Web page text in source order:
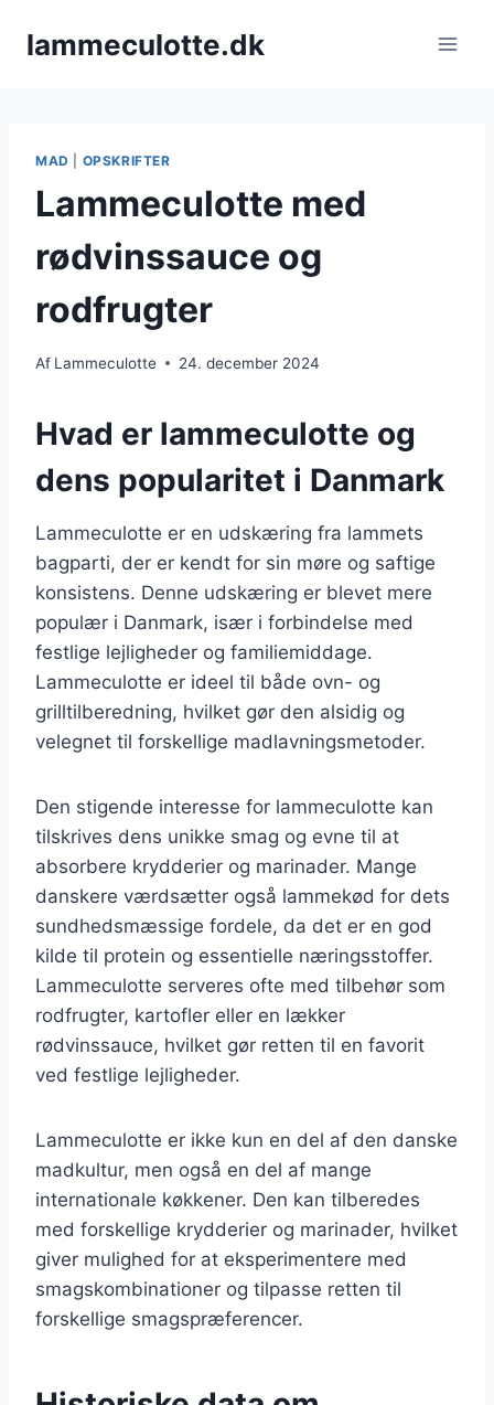
lammeculotte.dk
MAD OPSKRIFTER
Lammeculotte med
rødvinssauce og
rodfrugter
Af Lammeculotte 24. december 2024
Hvad er lammeculotte og
dens popularitet i Danmark
Lammeculotte er en udskæring fra lammets
bagparti, der er kendt for sin møre og saftige
konsistens. Denne udskæring er blevet mere
populær i Danmark, især i forbindelse med
festlige lejligheder og familiemiddage.
Lammeculotte er ideel til både ovn- og
grilltilberedning, hvilket gør den alsidig og
velegnet til forskellige madlavningsmetoder.
Den stigende interesse for lammeculotte kan
tilskrives dens unikke smag og evne til at
absorbere krydderier og marinader. Mange
danskere værdsætter også lammekød for dets
sundhedsmæssige fordele, da det er en god
kilde til protein og essentielle næringsstoffer.
Lammeculotte serveres ofte med tilbehør som
rodfrugter, kartofler eller en lækker
rødvinssauce, hvilket gør retten til en favorit
ved festlige lejligheder.
Lammeculotte er ikke kun en del af den danske
madkultur, men også en del af mange
internationale køkkener. Den kan tilberedes
med forskellige krydderier og marinader, hvilket
giver mulighed for at eksperimentere med
smagskombinationer og tilpasse retten til
forskellige smagspræferencer.